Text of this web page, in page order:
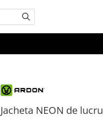
Jacheta NEON de lucru